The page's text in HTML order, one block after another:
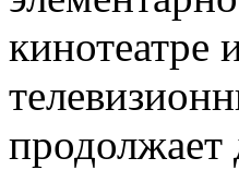
кинотеатре